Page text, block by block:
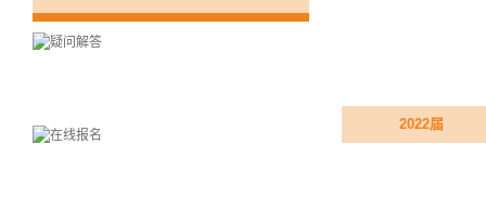
2022届